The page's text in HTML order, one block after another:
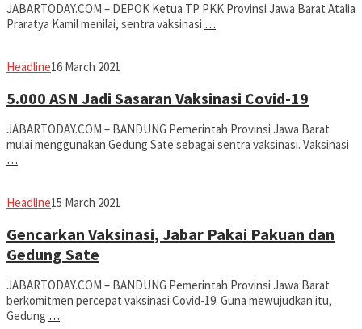
JABARTODAY.COM – DEPOK Ketua TP PKK Provinsi Jawa Barat Atalia
Praratya Kamil menilai, sentra vaksinasi …
HeadlineAvila
16 March 2021
5.000 ASN Jadi Sasaran Vaksinasi Covid-19
JABARTODAY.COM – BANDUNG Pemerintah Provinsi Jawa Barat
mulai menggunakan Gedung Sate sebagai sentra vaksinasi. Vaksinasi
…
HeadlineAvila
15 March 2021
Gencarkan Vaksinasi, Jabar Pakai Pakuan dan
Gedung Sate
JABARTODAY.COM – BANDUNG Pemerintah Provinsi Jawa Barat
berkomitmen percepat vaksinasi Covid-19. Guna mewujudkan itu,
Gedung …